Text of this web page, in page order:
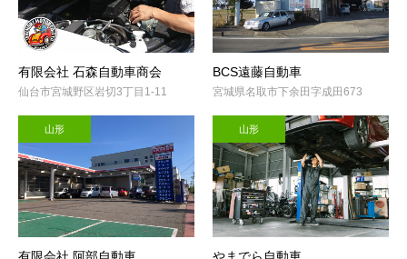
有限会社 石森自動車商会
仙台市宮城野区岩切3丁目1-11
BCS遠藤自動車
宮城県名取市下余田字成田673
山形 山形